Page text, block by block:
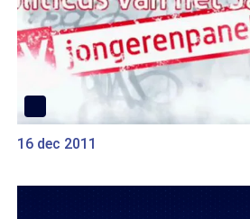
16 dec 2011